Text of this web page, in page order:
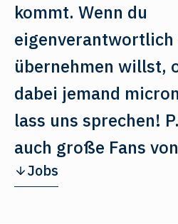
kommt. Wenn du
eigenverantwortlich
übernehmen willst,
dabei jemand
lass uns sprechen!
auch große Fans
Jobs